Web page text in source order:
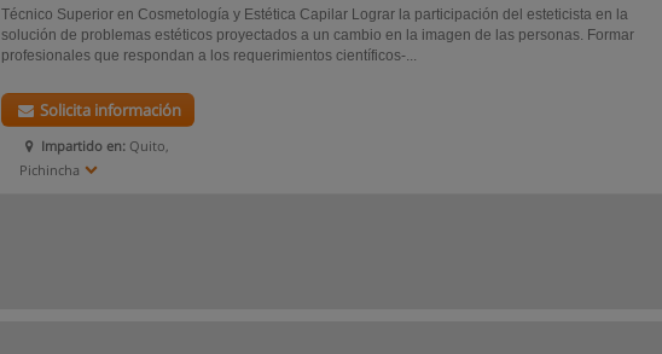
Técnico Superior en Cosmetología y Estética Capilar Lograr la participación del esteticista en la
solución de problemas estéticos proyectados a un cambio en la imagen de las personas. Formar
profesionales que respondan a los requerimientos científicos-...
Impartido en: Quito,
Pichincha
Solicita información